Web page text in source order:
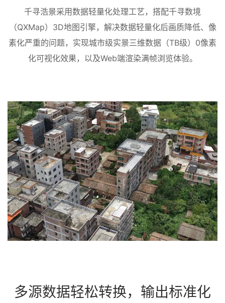
千寻浩景采用数据轻量化处理工艺，搭配千寻数境
（QXMap）3D地图引擎，解决数据轻量化后画质降低、像
素化严重的问题，实现城市级实景三维数据（TB级）0像素
化可视化效果，以及Web端渲染满帧浏览体验。
多源数据轻松转换，输出标准化